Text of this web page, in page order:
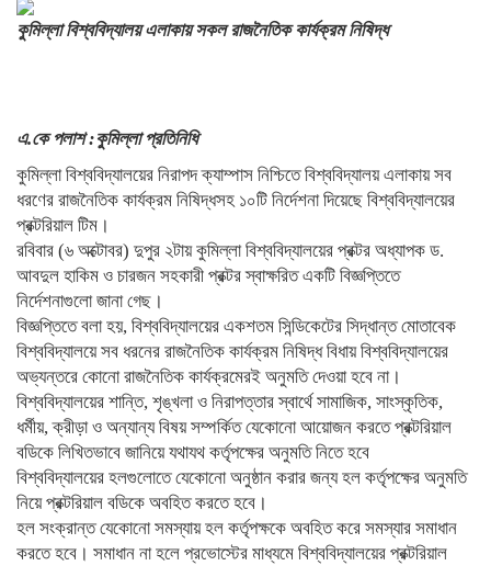
কুমিল্লা বিশ্ববিদ্যালয় এলাকায় সকল রাজনৈতিক কার্যক্রম নিষিদ্ধ
এ.কে পলাশ :কুমিল্লা প্রতিনিধি
কুমিল্লা বিশ্ববিদ্যালয়ের নিরাপদ ক্যাম্পাস নিশ্চিতে বিশ্ববিদ্যালয় এলাকায় সব
ধরণের রাজনৈতিক কার্যক্রম নিষিদ্ধসহ ১০টি নির্দেশনা দিয়েছে বিশ্ববিদ্যালয়ের
প্রক্টরিয়াল টিম।
রবিবার (৬ অক্টোবর) দুপুর ২টায় কুমিল্লা বিশ্ববিদ্যালয়ের প্রক্টর অধ্যাপক ড.
আবদুল হাকিম ও চারজন সহকারী প্রক্টর স্বাক্ষরিত একটি বিজ্ঞপ্তিতে
নির্দেশনাগুলো জানা গেছ।
বিজ্ঞপ্তিতে বলা হয়, বিশ্ববিদ্যালয়ের একশতম সিন্ডিকেটের সিদ্ধান্ত মোতাবেক
বিশ্ববিদ্যালয়ে সব ধরনের রাজনৈতিক কার্যক্রম নিষিদ্ধ বিধায় বিশ্ববিদ্যালয়ের
অভ্যন্তরে কোনো রাজনৈতিক কার্যক্রমেরই অনুমতি দেওয়া হবে না।
বিশ্ববিদ্যালয়ের শান্তি, শৃঙ্খলা ও নিরাপত্তার স্বার্থে সামাজিক, সাংস্কৃতিক,
ধর্মীয়, ক্রীড়া ও অন্যান্য বিষয় সম্পর্কিত যেকোনো আয়োজন করতে প্রক্টরিয়াল
বডিকে লিখিতভাবে জানিয়ে যথাযথ কর্তৃপক্ষের অনুমতি নিতে হবে
বিশ্ববিদ্যালয়ের হলগুলোতে যেকোনো অনুষ্ঠান করার জন্য হল কর্তৃপক্ষের অনুমতি
নিয়ে প্রক্টরিয়াল বডিকে অবহিত করতে হবে।
হল সংক্রান্ত যেকোনো সমস্যায় হল কর্তৃপক্ষকে অবহিত করে সমস্যার সমাধান
করতে হবে। সমাধান না হলে প্রভোস্টের মাধ্যমে বিশ্ববিদ্যালয়ের প্রক্টরিয়াল